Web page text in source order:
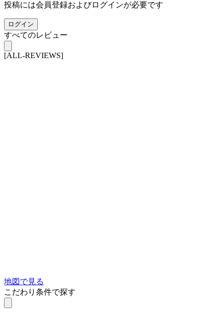
投稿には会員登録およびログインが必要です
ログイン
すべてのレビュー
[ALL-REVIEWS]
地図で見る
こだわり条件で探す